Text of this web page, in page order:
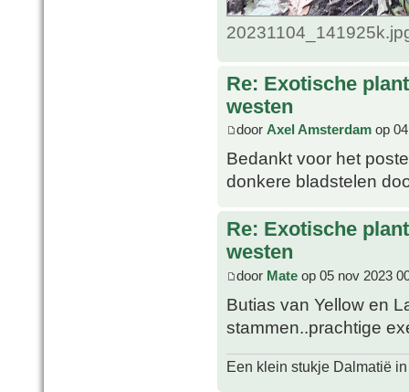
Re: Exotische
westen
door Axel Amsterdam op
Bedankt voor het
donkere bladstelen
Re: Exotische
westen
door Mate op 05 nov 2023
Butias van Yellow en
stammen..prachtige
Een klein stukje Dalmatië